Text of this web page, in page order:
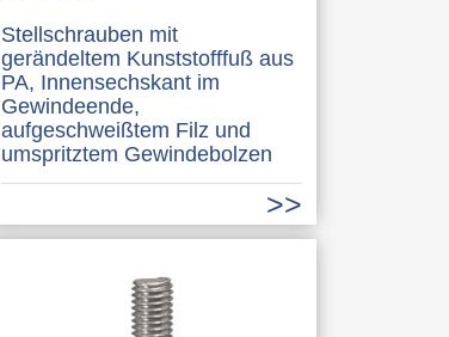
Stellschrauben mit
gerändeltem Kunststofffuß aus
PA, Innensechskant im
Gewindeende,
aufgeschweißtem Filz und
umspritztem Gewindebolzen